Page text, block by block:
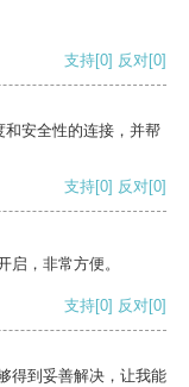
支持[0] 反对[0]
安全性的连接，并帮
支持[0] 反对[0]
启，非常方便。
支持[0] 反对[0]
得到妥善解决，让我能